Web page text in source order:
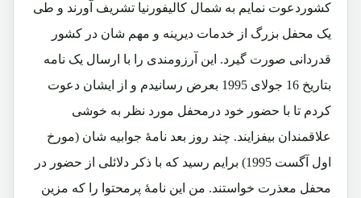
کشوردعوت نمایم به شمال کالیفورنیا تشریف آورند و طی
یک محفل بزرگ از خدمات دیرینه و مهم شان در کشور
قدردانی صورت گیرد. این آرزومندی را با ارسال یک نامه
بتاریخ 16 جولای 1995 بعرض رسانیدم و از ایشان دعوت
کردم تا با حضور خود درمحفل مورد نظر به خوشی
علاقمندان بیفزایند. چند روز بعد نامۀ جوابیه شان (مورخ
اول آگست 1995) برایم رسید که با ذکر دلائلی از حضور در
محفل معذرت خواستند. من این نامۀ پرمحتوا را که مزین